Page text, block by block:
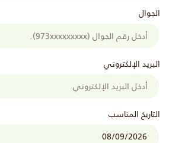
الجوال
البريد الإلكتروني
التاريخ المناسب